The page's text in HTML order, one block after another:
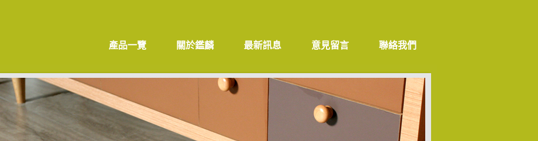
產品一覽 關於鑑麟 最新訊息 意見留言 聯絡我們